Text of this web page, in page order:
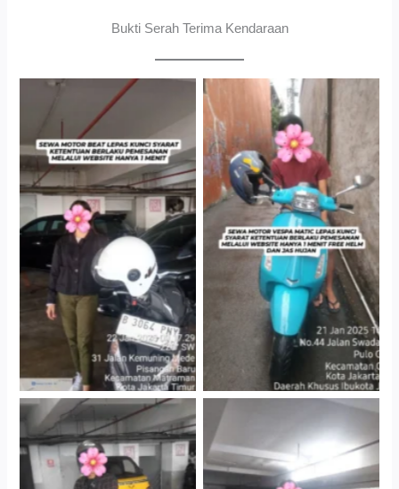
Bukti Serah Terima Kendaraan
Cityplaza Jatinegara
Gedung Parkir P6A
Antar Jemput Kendaraan